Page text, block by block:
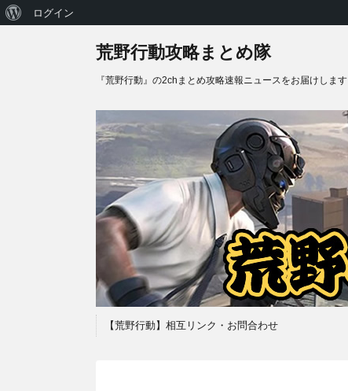
荒野行動攻略まとめ隊
『荒野行動』の2chまとめ攻略速報ニュースをお届けします
【荒野行動】相互リンク・お問合わせ
WordPress
ログイン